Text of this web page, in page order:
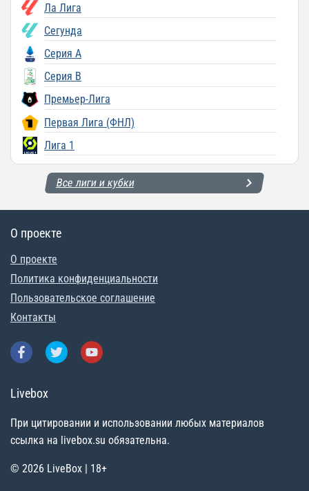
Ла Лига
Сегунда
Серия A
Серия B
Премьер-Лига
Первая Лига (ФНЛ)
Лига 1
Все лиги и кубки
О проекте
О проекте
Политика конфиденциальности
Пользовательское соглашение
Контакты
Livebox
При цитировании и использовании любых материалов
ссылка на livebox.su обязательна.
© 2026 LiveBox | 18+